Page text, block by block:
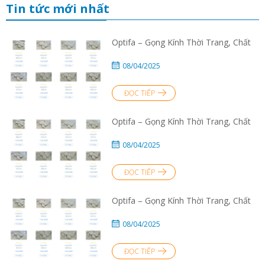
Tin tức mới nhất
Optifa – Gọng Kính Thời Trang, Chất
08/04/2025
ĐỌC TIẾP
Optifa – Gọng Kính Thời Trang, Chất
08/04/2025
ĐỌC TIẾP
Optifa – Gọng Kính Thời Trang, Chất
08/04/2025
ĐỌC TIẾP